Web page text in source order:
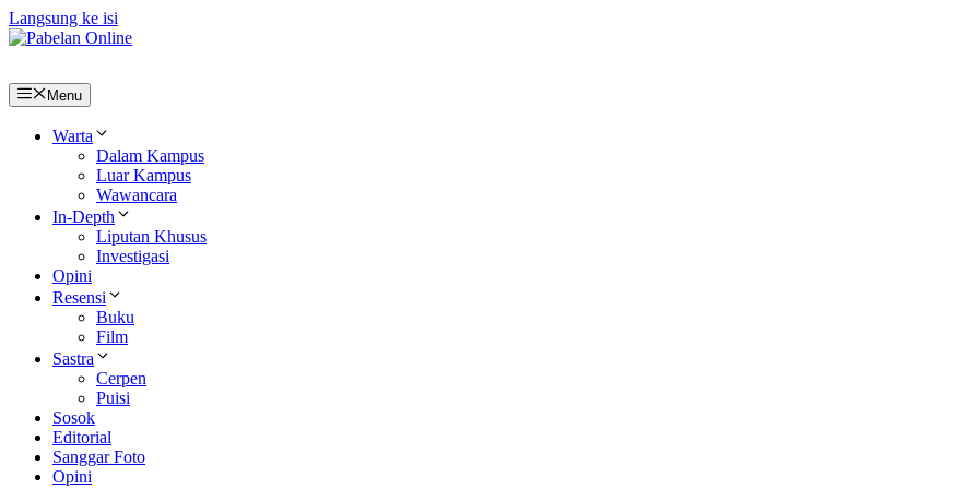
Langsung ke isi
Menu
Warta
Dalam Kampus
Luar Kampus
Wawancara
In-Depth
Liputan Khusus
Investigasi
Opini
Resensi
Buku
Film
Sastra
Cerpen
Puisi
Sosok
Editorial
Sanggar Foto
Opini